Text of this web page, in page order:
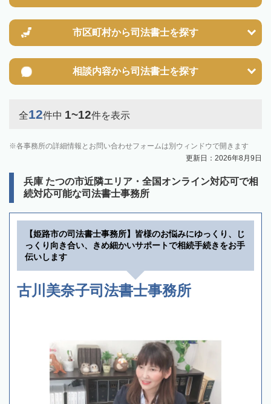
化前の相続も対象となるため注意しましょう。
す。その他の相続手続きも任せることが可能です。
また、義務化に伴い、相続人申告登記制度が創設されました。遺産分割
の話し合いがまとまらず登記できない場合は、この制度の活用を検討し
市区町村から司法書士を探す
相談内容から司法書士を探す
全12件中 1~12件を表示
各事務所の詳細情報とお問い合わせフォームは別ウィンドウで開きます
更新日：2026年8月9日
兵庫 たつの市近隣エリア・全国オンライン対応可で相
続対応可能な司法書士事務所
【姫路市の司法書士事務所】皆様のお悩みにゆっくり、じ
っくり向き合い、きめ細かいサポートで相続手続きをお手
伝いします
古川美奈子司法書士事務所